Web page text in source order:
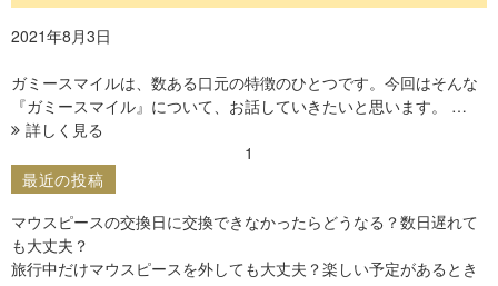
2021年8月3日
ガミースマイルは、数ある口元の特徴のひとつです。今回はそんな
『ガミースマイル』について、お話していきたいと思います。 …
詳しく見る
1
最近の投稿
マウスピースの交換日に交換できなかったらどうなる？数日遅れて
も大丈夫？
旅行中だけマウスピースを外しても大丈夫？楽しい予定があるとき